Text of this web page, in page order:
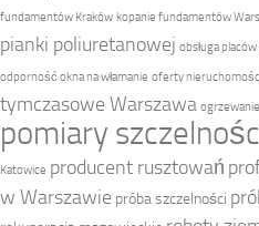
fundamentów Kraków kopanie fundamentów
pianki poliuretanowej obsługa
odporność okna na włamanie oferty
tymczasowe Warszawa
pomiary
Katowice producent rusztowań
w Warszawie próba szczelności